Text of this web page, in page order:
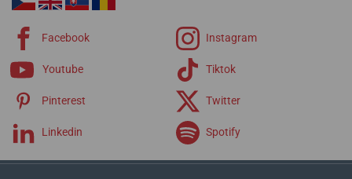
Facebook Instagram
Youtube Tiktok
Pinterest Twitter
Linkedin Spotify